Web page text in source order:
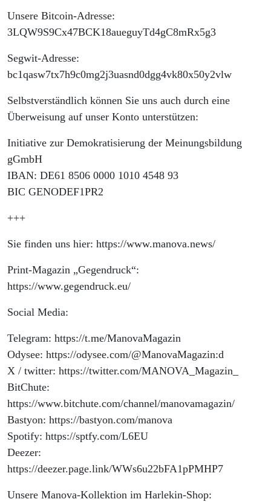
Unsere Bitcoin-Adresse:
3LQW9S9Cx47BCK18aueguyTd4gC8mRx5g3
Segwit-Adresse:
bc1qasw7tx7h9c0mg2j3uasnd0dgg4vk80x50y2vlw
Selbstverständlich können Sie uns auch durch eine
Überweisung auf unser Konto unterstützen:
Initiative zur Demokratisierung der Meinungsbildung
gGmbH
IBAN: DE61 8506 0000 1010 4548 93
BIC GENODEF1PR2
+++
Sie finden uns hier: https://www.manova.news/
Print-Magazin „Gegendruck“:
https://www.gegendruck.eu/
Social Media:
Telegram: https://t.me/ManovaMagazin
Odysee: https://odysee.com/@ManovaMagazin:d
X / twitter: https://twitter.com/MANOVA_Magazin_
BitChute:
https://www.bitchute.com/channel/manovamagazin/
Bastyon: https://bastyon.com/manova
Spotify: https://sptfy.com/L6EU
Deezer:
https://deezer.page.link/WWs6u22bFA1pPMHP7
Unsere Manova-Kollektion im Harlekin-Shop: